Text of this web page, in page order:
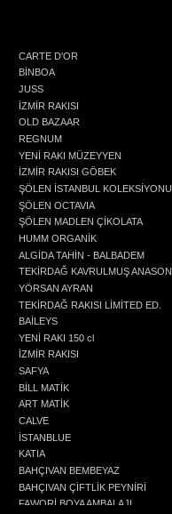
CARTE D'OR
BİNBOA
JUSS
İZMİR RAKISI
OLD BAZAAR
REGNUM
YENİ RAKI MÜZEYYEN
İZMİR RAKISI GÖBEK
ŞÖLEN İSTANBUL KOLEKSİYONU
ŞÖLEN OCTAVIA
ŞÖLEN MADLEN ÇİKOLATA
HUMM ORGANİK
ALGİDA TAHİN - BALBADEM
TEKİRDAĞ KAVRULMUŞ ANASON
YÖRSAN AYRAN
TEKİRDAĞ RAKISI LİMİTED ED.
BAİLEYS
YENİ RAKI 150 cl
İZMİR RAKISI
SAFYA
BİLL MATİK
ART MATİK
CALVE
İSTANBLUE
KATIA
BAHÇIVAN BEMBEYAZ
BAHÇIVAN ÇİFTLİK PEYNİRİ
FAWORİ BOYA AMBALAJI